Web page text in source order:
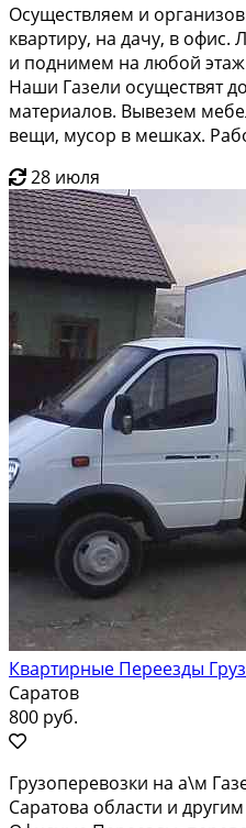
Осуществляем и
квартиру, на дачу, в
и поднимем на любой этаж
Наши Газели осуществят
материалов. Вывезем
вещи, мусор в мешках.
28 июля
Квартирные Переезды
Саратов
800 руб.
Грузоперевозки на а\м
Саратова области и